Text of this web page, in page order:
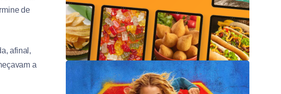
de
afinal,
a